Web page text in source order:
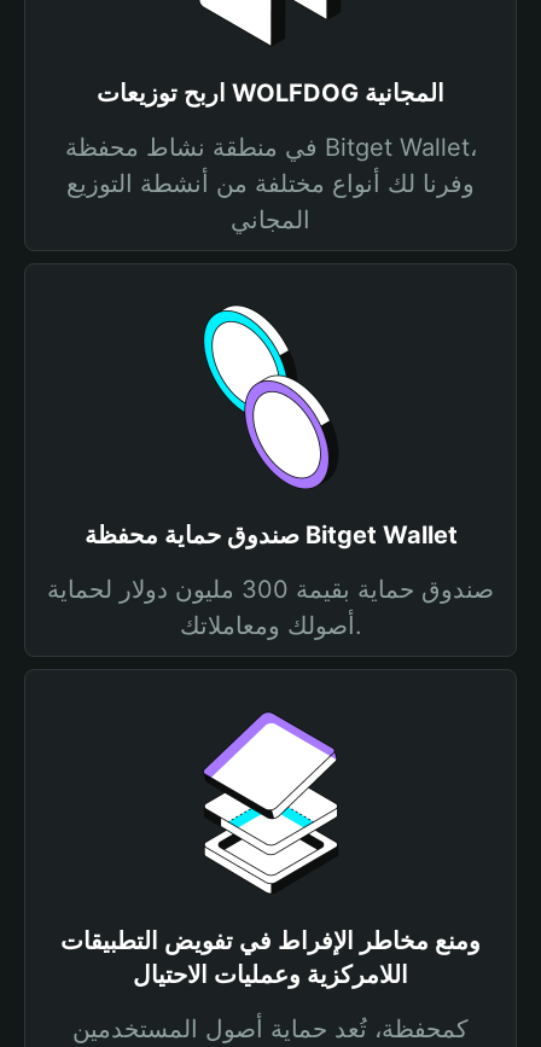
اربح توزيعات WOLFDOG المجانية
في منطقة نشاط محفظة Bitget Wallet،
وفرنا لك أنواع مختلفة من أنشطة التوزيع
المجاني
صندوق حماية محفظة Bitget Wallet
صندوق حماية بقيمة 300 مليون دولار لحماية
أصولك ومعاملاتك.
ومنع مخاطر الإفراط في تفويض التطبيقات
اللامركزية وعمليات الاحتيال
كمحفظة، تُعد حماية أصول المستخدمين